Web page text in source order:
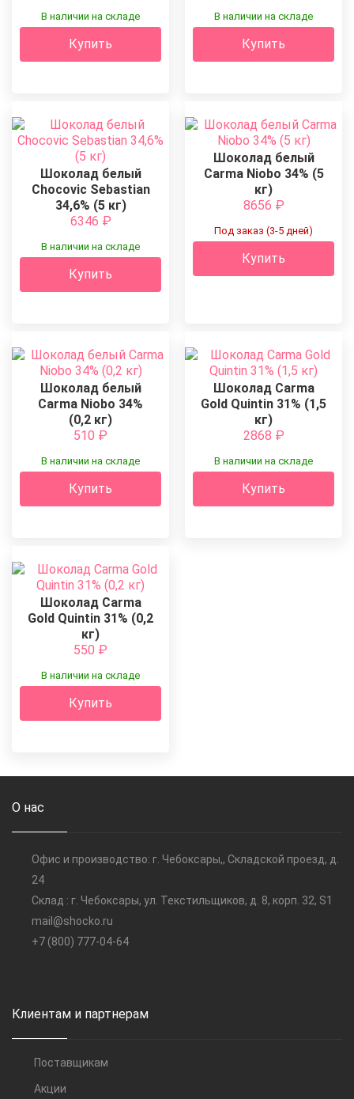
В наличии на складе
Купить
В наличии на складе
Купить
Шоколад белый
Chocovic Sebastian
34,6% (5 кг)
6346 ₽
В наличии на складе
Купить
Шоколад белый
Carma Niobo 34% (5
кг)
8656 ₽
Под заказ (3-5 дней)
Купить
Шоколад белый
Carma Niobo 34%
(0,2 кг)
510 ₽
В наличии на складе
Купить
Шоколад Carma
Gold Quintin 31% (1,5
кг)
2868 ₽
В наличии на складе
Купить
Шоколад Carma
Gold Quintin 31% (0,2
кг)
550 ₽
В наличии на складе
Купить
О нас
Офис и производство: г. Чебоксары,, Складской проезд, д.
24
Склад : г. Чебоксары, ул. Текстильщиков, д. 8, корп. 32, S1
mail@shocko.ru
+7 (800) 777-04-64
Клиентам и партнерам
Поставщикам
Акции